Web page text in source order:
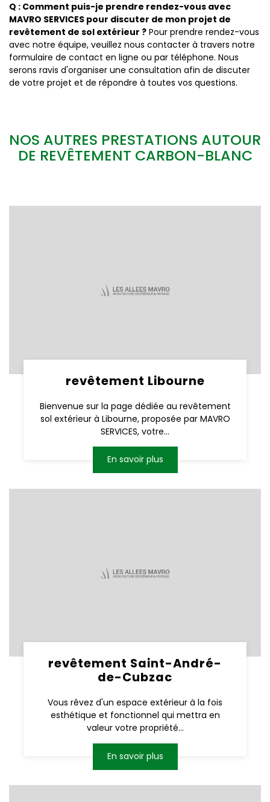
Q : Comment puis-je prendre rendez-vous avec
MAVRO SERVICES pour discuter de mon projet de
revêtement de sol extérieur ? Pour prendre rendez-vous
avec notre équipe, veuillez nous contacter à travers notre
formulaire de contact en ligne ou par téléphone. Nous
serons ravis d'organiser une consultation afin de discuter
de votre projet et de répondre à toutes vos questions.
NOS AUTRES PRESTATIONS AUTOUR
DE REVÊTEMENT CARBON-BLANC
revêtement Libourne
Bienvenue sur la page dédiée au revêtement
sol extérieur à Libourne, proposée par MAVRO
SERVICES, votre...
En savoir plus
revêtement Saint-André-
de-Cubzac
Vous rêvez d'un espace extérieur à la fois
esthétique et fonctionnel qui mettra en
valeur votre propriété...
En savoir plus